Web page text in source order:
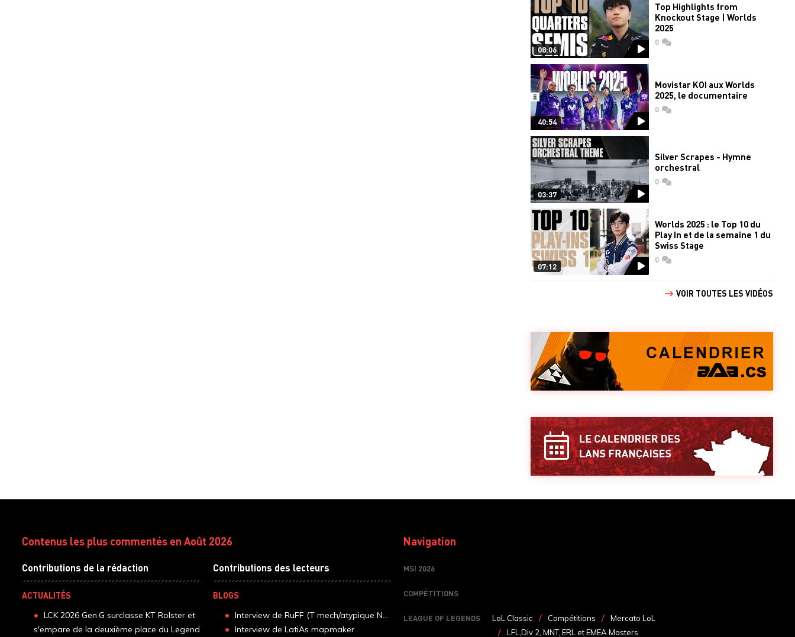
08:06
Top Highlights from
Knockout Stage | Worlds
2025
0commentaires
40:54
Movistar KOI aux Worlds
2025, le documentaire
0commentaires
03:37
Silver Scrapes - Hymne
orchestral
0commentaires
07:12
Worlds 2025 : le Top 10 du
Play In et de la semaine 1 du
Swiss Stage
0commentaires
VOIR TOUTES LES VIDÉOS
Contenus les plus commentés en Août 2026
Contributions de la rédaction
ACTUALITÉS
LCK 2026 Gen.G surclasse KT Rolster et
s'empare de la deuxième place du Legend
Contributions des lecteurs
BLOGS
Interview de RuFF (T mech/atypique N...
Interview de LatiAs mapmaker
Navigation
MSI 2026
COMPÉTITIONS
LEAGUE OF LEGENDS LoL Classic Compétitions
Mercato LoL
LFL,Div 2, MNT, ERL et EMEA Masters